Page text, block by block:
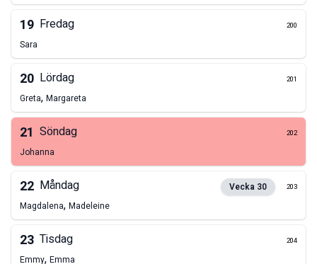
19 Fredag 200
Sara
20 Lördag 201
Greta, Margareta
21 Söndag 202
Johanna
22 Måndag Vecka 30 203
Magdalena, Madeleine
23 Tisdag 204
Emmy, Emma